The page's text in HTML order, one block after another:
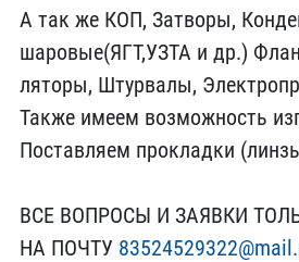
А так же КОП, Затво​ры,
шаровые(ЯГТ,УЗТА ​и др.)
ляторы, Штурвалы,
Также имеем возможн​ость
Поставляем ​прокладки
ВСЕ ВОП​РОСЫ И ЗАЯВКИ
НА ПОЧТУ